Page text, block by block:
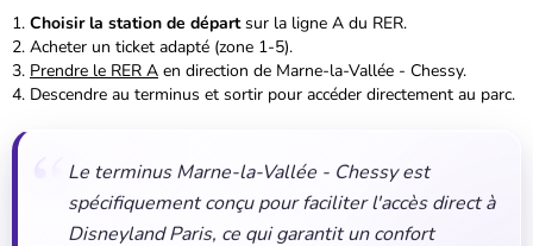
Choisir la station de départsur la ligne A du RER.
Acheter un ticket adapté (zone 1-5).
Prendre le RER A en direction de Marne-la-Vallée - Chessy.
Descendre au terminus et sortir pour accéder directement au parc.
Le terminus Marne-la-Vallée - Chessy est
spécifiquement conçu pour faciliter l'accès direct à
Disneyland Paris, ce qui garantit un confort